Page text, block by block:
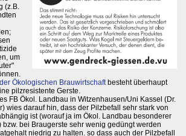
(z.B.
um
Ökologischen Brauwirtschaftbesteht überhaupt
pilzresistente Gerste.
FB Ökol. Landbau in Witzenhausen/Uni Kassel (Dr.
wies darauf hin, dass der Pilzbefall sehr stark von
ist (worauf ja im Ökol. Landbau besonderer
bzw. bei Braugerste sehr wenig gedüngt werden
niedrig zu halten. so dass auch der Pilzbefall